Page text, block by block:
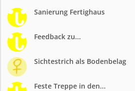
Sanierung Fertighaus
Feedback zu...
Sichtestrich als Bodenbelag
Feste Treppe in den...